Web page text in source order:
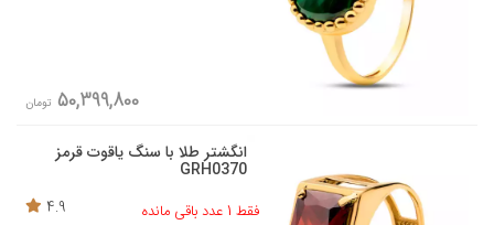
50,399,800 تومان
انگشتر طلا با سنگ یاقوت قرمز
GRH0370
فقط 1 عدد باقی مانده
4.9